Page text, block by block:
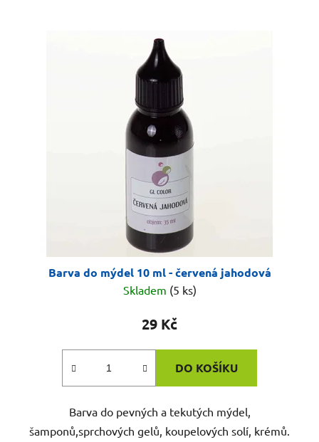
Barva do mýdel 10 ml - červená jahodová
Skladem (5 ks)
29 Kč
DO KOŠÍKU
Barva do pevných a tekutých mýdel,
šamponů,sprchových gelů, koupelových solí, krémů.